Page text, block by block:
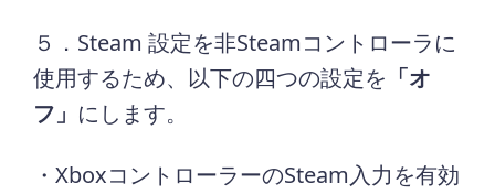
５．Steam 設定を非Steamコントローラに
使用するため、以下の四つの設定を 「オ
フ」 にします。
・XboxコントローラーのSteam入力を有効